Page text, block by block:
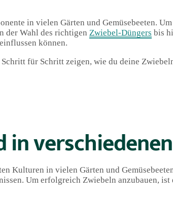
in vielen Gärten und Gemüsebeeten.
der Wahl des richtigen Zwiebel-Düngers bis
können.
für Schritt zeigen, wie du deine
in
Kulturen in vielen Gärten und
Um erfolgreich Zwiebeln anzubauen,